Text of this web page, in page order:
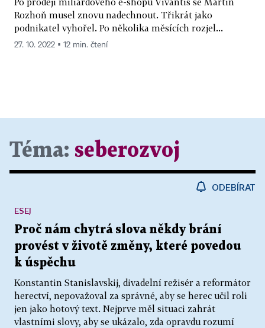
Rozhoň musel znovu nadechnout. Třikrát jako
podnikatel vyhořel. Po několika měsících rozjel...
27. 10. 2022 ▪ 12 min. čtení
Téma: seberozvoj
ODEBÍRAT
Proč nám chytrá slova někdy brání
provést v životě změny, které povedou
k úspěchu
Konstantin Stanislavskij, divadelní režisér a reformátor
herectví, nepovažoval za správné, aby se herec učil roli
jen jako hotový text. Nejprve měl situaci zahrát
vlastními slovy, aby se ukázalo, zda opravdu rozumí
ESEJ